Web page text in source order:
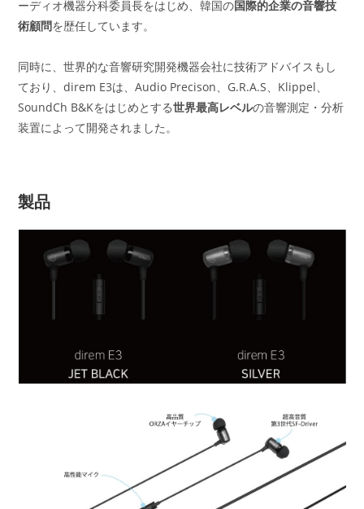
ーディオ機器分科委員長をはじめ、韓国の国際的企業の音響技
術顧問を歴任しています。
同時に、世界的な音響研究開発機器会社に技術アドバイスもし
ており、direm E3は、Audio Precison、G.R.A.S、Klippel、
SoundCh B&Kをはじめとする世界最高レベルの音響測定・分析
装置によって開発されました。
製品